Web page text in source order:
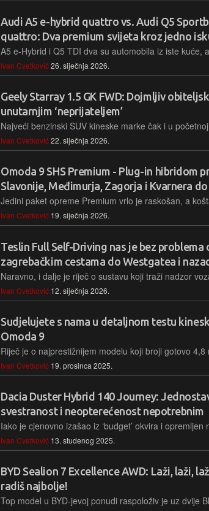
Audi A5 e-hybrid quattro vs. Audi Q5
quattro: Dva premium svijeta kroz jedno
Ivan Cvetković26. siječnja 2026.
Geely Starray 1.5 GK FWD: Dojmljiv
unutarnjim ‘neprijateljem’
Ivan Cvetković22. siječnja 2026.
Omoda 9 SHS Premium - Plug-in hibridom
Slavonije, Međimurja, Zagorja i Kvarnera
Ivan Cvetković 19. siječnja 2026.
Teslin Full Self-Driving nas je bez problema
zagrebačkim cestama do Westgatea i
Ivan Cvetković 12. siječnja 2026.
Sudjelujete s nama u detaljnom testu
Omoda 9
Ivan Cvetković 19. prosinca 2025.
Dacia Duster Hybrid 140 Journey:
svestranost i neopterećenost nepotrebnim
Ivan Cvetković 13. studenog 2025.
BYD Sealion 7 Excellence AWD: Laži, laži,
radiš najbolje!